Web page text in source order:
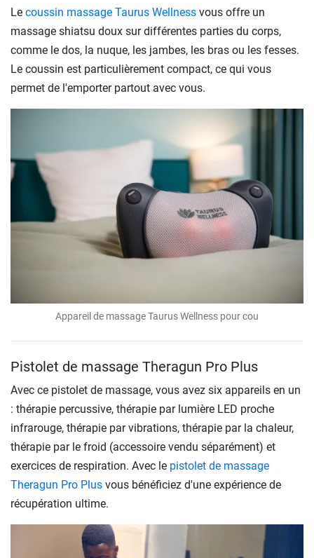
Le coussin massage Taurus Wellness vous offre un
massage shiatsu doux sur différentes parties du corps,
comme le dos, la nuque, les jambes, les bras ou les fesses.
Le coussin est particulièrement compact, ce qui vous
permet de l'emporter partout avec vous.
Appareil de massage Taurus Wellness pour cou
Pistolet de massage Theragun Pro Plus
Avec ce pistolet de massage, vous avez six appareils en un
: thérapie percussive, thérapie par lumière LED proche
infrarouge, thérapie par vibrations, thérapie par la chaleur,
thérapie par le froid (accessoire vendu séparément) et
exercices de respiration. Avec le pistolet de massage
Theragun Pro Plus vous bénéficiez d'une expérience de
récupération ultime.